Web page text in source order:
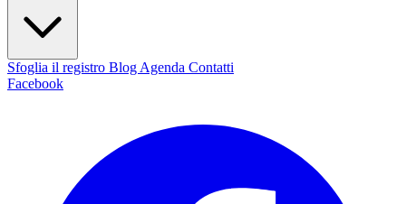
Sfoglia il registro Blog Agenda Contatti
Facebook